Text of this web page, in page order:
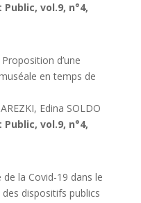
vol.9, n°4,
d’une
en temps de
Edina SOLDO
vol.9, n°4,
la Covid-19 dans le
dispositifs publics